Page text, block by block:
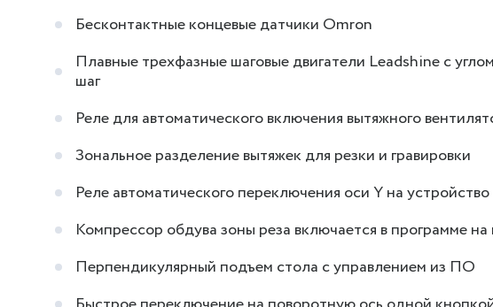
Бесконтактные концевые датчики Omron
Плавные трехфазные шаговые двигатели Leadshine с
шаг
Реле для автоматического включения вытяжного
Зональное разделение вытяжек для резки и гравировки
Реле автоматического переключения оси Y на устройство
Компрессор обдува зоны реза включается в программе
Перпендикулярный подъем стола с управлением из ПО